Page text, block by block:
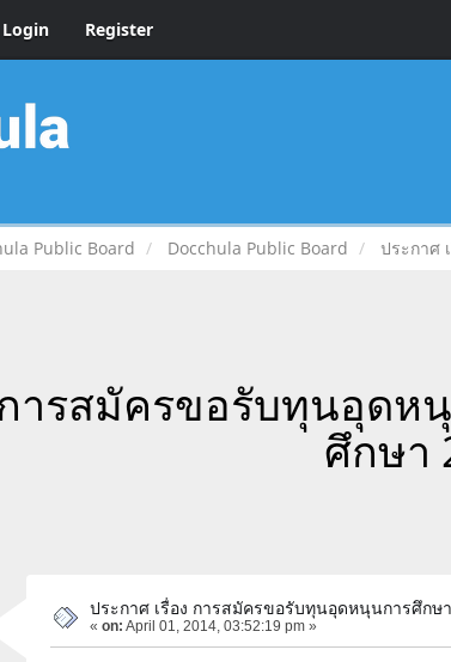
Login Register
Public Board Docchula Public Board ประกาศ
การสมัครขอรับทุนอุด
ศึกษา
ประกาศ เรื่อง การสมัครขอรับทุนอุดหนุนการศึก
« on: April 01, 2014, 03:52:19 pm »